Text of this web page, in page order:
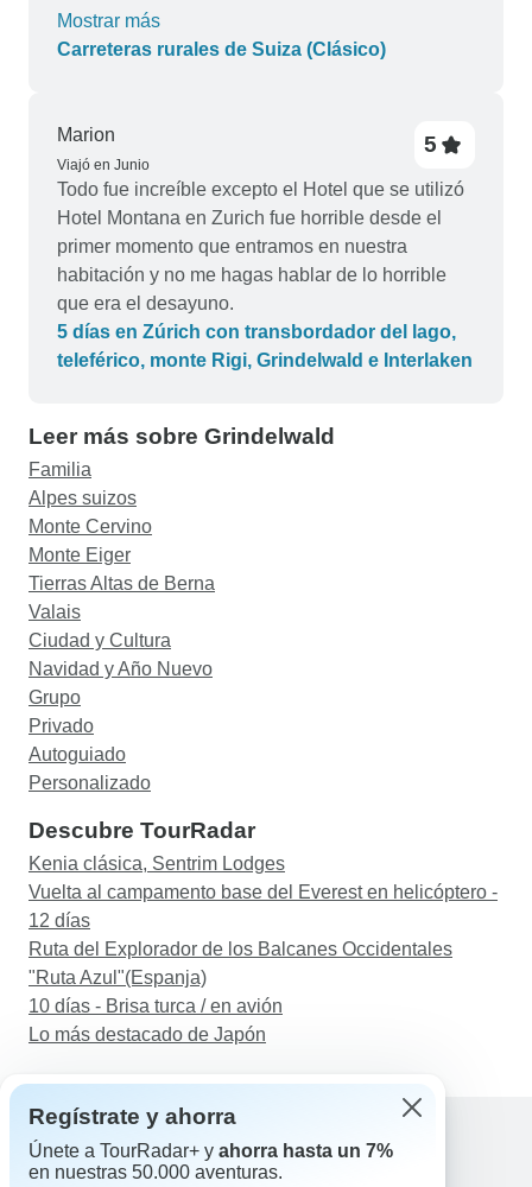
comida fue la misma durante toda mi estancia.
También me daba miedo buscar la parada del
también me ayudaron a encontrar el camino. En
general, mi experiencia fue buena. Se lo
recomendaría a familiares y amigos. De hecho,
se lo recomendé al conductor que me recogió en
el aeropuerto de Zúrich.
viajes que planeo en un futuro próximo.
Mostrar más
Carreteras rurales de Suiza (Clásico)
Marion
Viajó en Junio
5
Todo fue increíble excepto el Hotel que se utilizó
Hotel Montana en Zurich fue horrible desde el
primer momento que entramos en nuestra
habitación y no me hagas hablar de lo horrible
que era el desayuno.
5 días en Zúrich con transbordador del lago,
teleférico, monte Rigi, Grindelwald e Interlaken
Leer más sobre Grindelwald
Familia
Alpes suizos
Monte Cervino
Monte Eiger
Tierras Altas de Berna
Valais
Ciudad y Cultura
Navidad y Año Nuevo
Grupo
Privado
Autoguiado
Personalizado
Descubre TourRadar
Kenia clásica, Sentrim Lodges
Vuelta al campamento base del Everest en helicóptero -
12 días
Ruta del Explorador de los Balcanes Occidentales
"Ruta Azul"(Espanja)
10 días - Brisa turca / en avión
Lo más destacado de Japón
Ayuda
Regístrate y ahorra
Únete a TourRadar+ y ahorra hasta un 7%
en nuestras 50.000 aventuras.